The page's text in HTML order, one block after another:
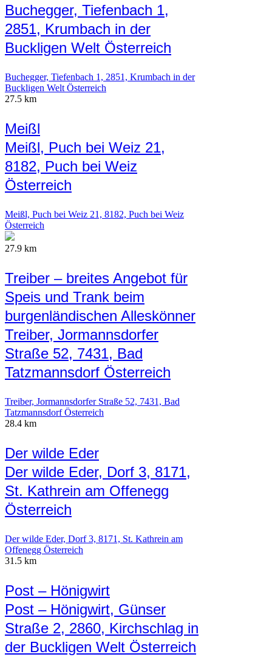
Buchegger, Tiefenbach 1,
2851, Krumbach in der
Buckligen Welt Österreich
Buchegger, Tiefenbach 1, 2851, Krumbach in der
Buckligen Welt Österreich
27.5 km
Meißl
Meißl, Puch bei Weiz 21,
8182, Puch bei Weiz
Österreich
Meißl, Puch bei Weiz 21, 8182, Puch bei Weiz
Österreich
27.9 km
Treiber – breites Angebot für
Speis und Trank beim
burgenländischen Alleskönner
Treiber, Jormannsdorfer
Straße 52, 7431, Bad
Tatzmannsdorf Österreich
Treiber, Jormannsdorfer Straße 52, 7431, Bad
Tatzmannsdorf Österreich
28.4 km
Der wilde Eder
Der wilde Eder, Dorf 3, 8171,
St. Kathrein am Offenegg
Österreich
Der wilde Eder, Dorf 3, 8171, St. Kathrein am
Offenegg Österreich
31.5 km
Post – Hönigwirt
Post – Hönigwirt, Günser
Straße 2, 2860, Kirchschlag in
der Buckligen Welt Österreich